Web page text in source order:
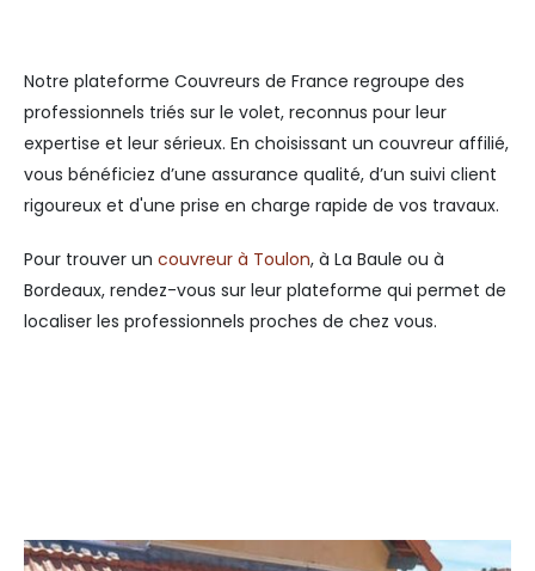
Notre plateforme Couvreurs de France regroupe des
professionnels triés sur le volet, reconnus pour leur
expertise et leur sérieux. En choisissant un couvreur affilié,
vous bénéficiez d’une assurance qualité, d’un suivi client
rigoureux et d'une prise en charge rapide de vos travaux.
Pour trouver un couvreur à Toulon, à La Baule ou à
Bordeaux, rendez-vous sur leur plateforme qui permet de
localiser les professionnels proches de chez vous.